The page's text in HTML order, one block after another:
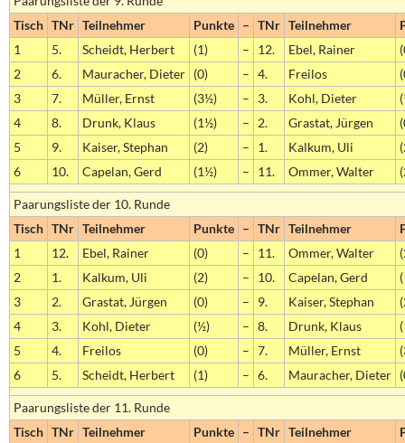
Tisch TNr Teilnehmer Punkte – TNr Teilnehmer
1
5. Scheidt, Herbert (1) – 12. Ebel, Rainer
2
6. Mauracher, Dieter (0) – 4. Freilos
3
7. Müller, Ernst (3½) – 3. Kohl, Dieter
4
8. Drunk, Klaus (1½) – 2. Grastat, Jürgen
5
9. Kaiser, Stephan (2) – 1. Kalkum, Uli
6
10. Capelan, Gerd (1½) – 11. Ommer, Walter
Paarungsliste der 10. Runde
Tisch TNr Teilnehmer Punkte – TNr Teilnehmer
1
12. Ebel, Rainer (0) – 11. Ommer, Walter
2
1. Kalkum, Uli (2) – 10. Capelan, Gerd
3
2. Grastat, Jürgen (0) – 9. Kaiser, Stephan
4
3. Kohl, Dieter (½) – 8. Drunk, Klaus
5
4. Freilos (0) – 7. Müller, Ernst
6
5. Scheidt, Herbert (1) – 6. Mauracher, Dieter
Paarungsliste der 11. Runde
Tisch TNr Teilnehmer Punkte – TNr Teilnehmer